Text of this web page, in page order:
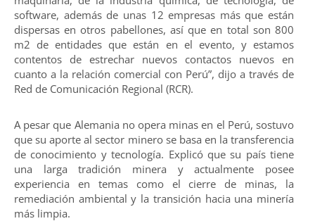
software, además de unas 12 empresas más que están
dispersas en otros pabellones, así que en total son 800
m2 de entidades que están en el evento, y estamos
contentos de estrechar nuevos contactos nuevos en
cuanto a la relación comercial con Perú”, dijo a través de
Red de Comunicación Regional (RCR).
A pesar que Alemania no opera minas en el Perú, sostuvo
que su aporte al sector minero se basa en la transferencia
de conocimiento y tecnología. Explicó que su país tiene
una larga tradición minera y actualmente posee
experiencia en temas como el cierre de minas, la
remediación ambiental y la transición hacia una minería
más limpia.